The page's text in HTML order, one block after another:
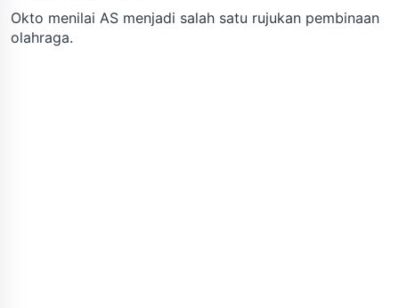
Okto menilai AS menjadi salah satu rujukan pembinaan
olahraga.